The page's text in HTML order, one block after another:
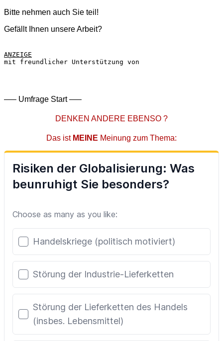
Bitte nehmen auch Sie teil!
Gefällt Ihnen unsere Arbeit?
ANZEIGE
mit freundlicher Unterstützung von
—– Umfrage Start —–
DENKEN ANDERE EBENSO ?
Das ist MEINE Meinung zum Thema: